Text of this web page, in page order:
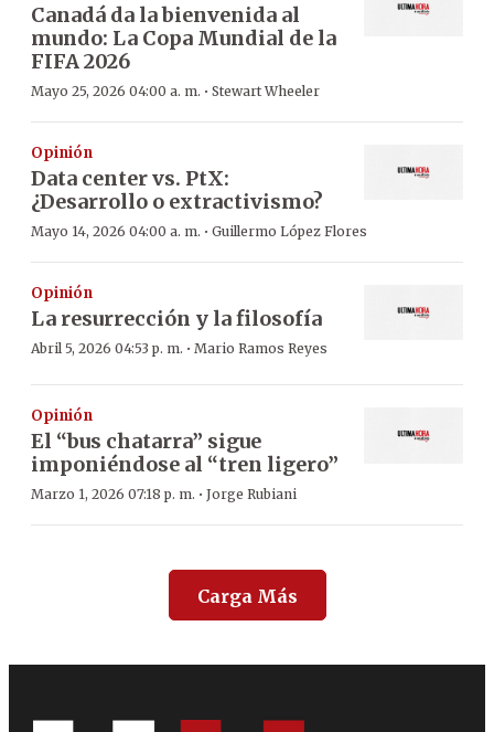
Canadá da la bienvenida al
mundo: La Copa Mundial de la
FIFA 2026
Mayo 25, 2026 04:00 a. m. · Stewart Wheeler
Opinión
Data center vs. PtX:
¿Desarrollo o extractivismo?
Mayo 14, 2026 04:00 a. m. · Guillermo López Flores
Opinión
La resurrección y la filosofía
Abril 5, 2026 04:53 p. m. · Mario Ramos Reyes
Opinión
El “bus chatarra” sigue
imponiéndose al “tren ligero”
Marzo 1, 2026 07:18 p. m. · Jorge Rubiani
Carga Más